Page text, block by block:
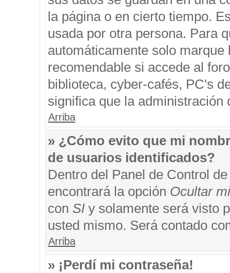
la página o en cierto tiempo.
usada por otra persona. Para
automáticamente solo
recomendable si accede al
biblioteca, cyber-cafés, PC's
significa que la administración
Arriba
» ¿Cómo evito que mi
de usuarios identificados?
Dentro del Panel de Control
encontrará la opción Ocultar
con SIy solamente será visto
usted mismo. Será contado
Arriba
» ¡Perdí mi contraseña!